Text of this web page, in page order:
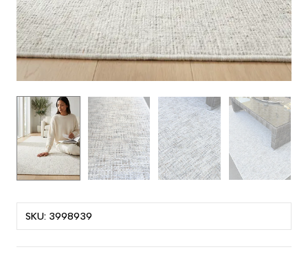
SKU: 3998939